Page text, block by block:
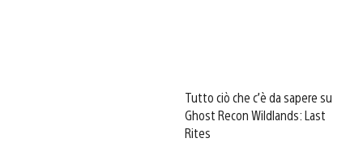
Tutto ciò che c’è da sapere su
Ghost Recon Wildlands: Last
Rites